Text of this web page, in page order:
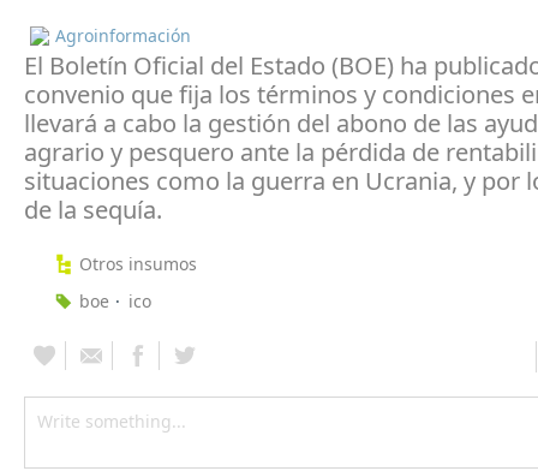
Agroinformación
El Boletín Oficial del Estado (BOE) ha
convenio que fija los términos y condiciones
llevará a cabo la gestión del abono de las
agrario y pesquero ante la pérdida de
situaciones como la guerra en Ucrania, y por
de la sequía.
Otros insumos
boe
ico